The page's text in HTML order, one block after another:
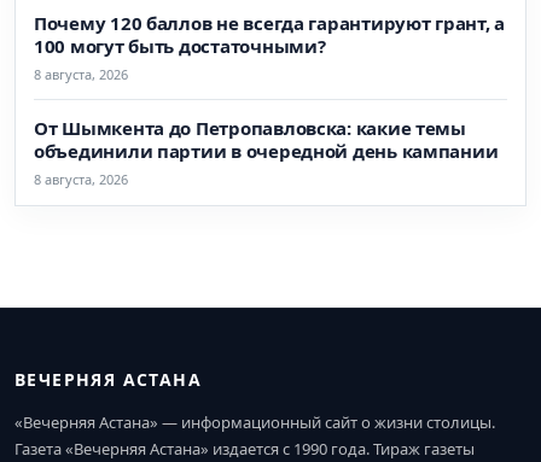
Почему 120 баллов не всегда гарантируют грант, а
100 могут быть достаточными?
8 августа, 2026
От Шымкента до Петропавловска: какие темы
объединили партии в очередной день кампании
8 августа, 2026
ВЕЧЕРНЯЯ АСТАНА
«Вечерняя Астана» — информационный сайт о жизни столицы.
Газета «Вечерняя Астана» издается с 1990 года. Тираж газеты